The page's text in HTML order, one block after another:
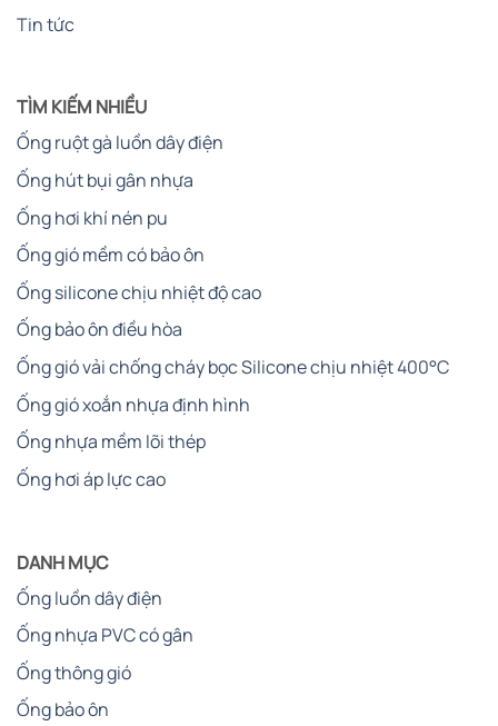
Tin tức
TÌM KIẾM NHIỀU
Ống ruột gà luồn dây điện
Ống hút bụi gân nhựa
Ống hơi khí nén pu
Ống gió mềm có bảo ôn
Ống silicone chịu nhiệt độ cao
Ống bảo ôn điều hòa
Ống gió vải chống cháy bọc Silicone chịu nhiệt 400°C
Ống gió xoắn nhựa định hình
Ống nhựa mềm lõi thép
Ống hơi áp lực cao
DANH MỤC
Ống luồn dây điện
Ống nhựa PVC có gân
Ống thông gió
Ống bảo ôn